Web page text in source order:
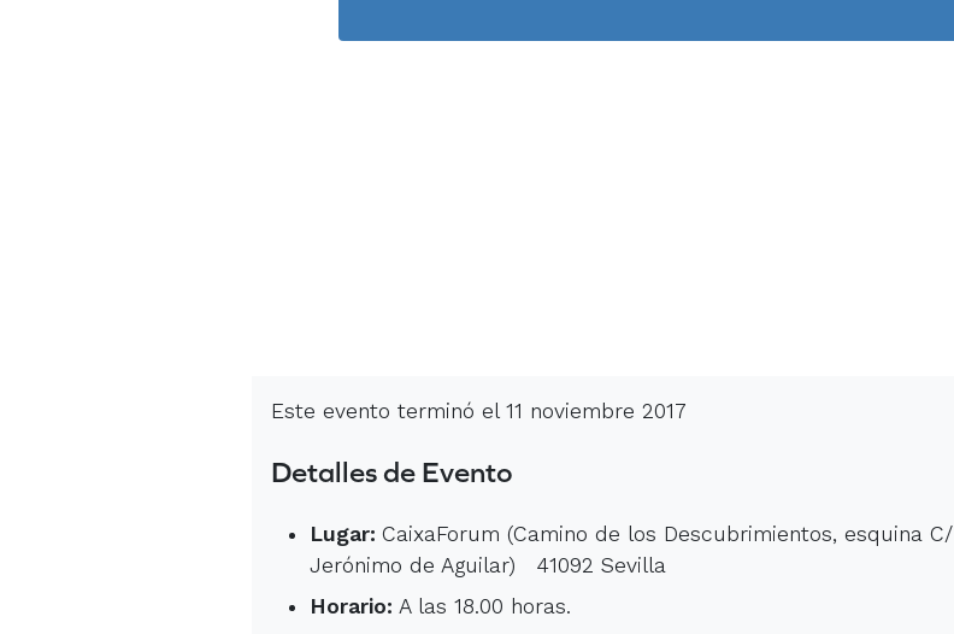
Este evento terminó el 11 noviembre 2017
Detalles de Evento
Lugar: CaixaForum (Camino de los Descubrimientos, esquina C/
Jerónimo de Aguilar) 41092 Sevilla
Horario: A las 18.00 horas.